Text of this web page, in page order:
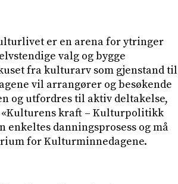
er en arena for ytringer
valg og bygge
fra kulturarv som gjenstand til
vil arrangører og besøkende
og utfordres til aktiv deltakelse,
kraft – Kulturpolitikk
danningsprosess og må
for Kulturminnedagene.